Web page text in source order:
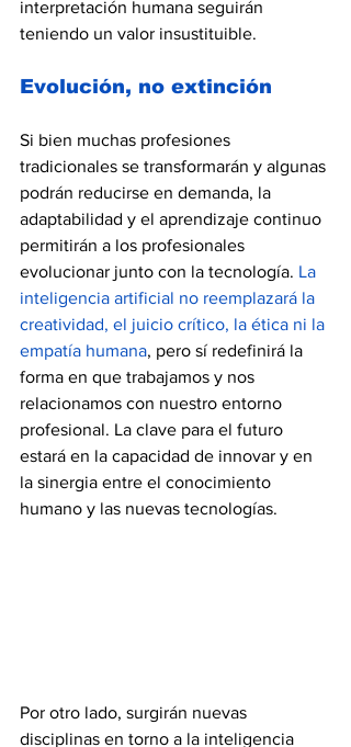
interpretación humana seguirán
teniendo un valor insustituible.
Evolución, no extinción
Si bien muchas profesiones
tradicionales se transformarán y algunas
podrán reducirse en demanda, la
adaptabilidad y el aprendizaje continuo
permitirán a los profesionales
evolucionar junto con la tecnología. La
inteligencia artificial no reemplazará la
creatividad, el juicio crítico, la ética ni la
empatía humana, pero sí redefinirá la
forma en que trabajamos y nos
relacionamos con nuestro entorno
profesional. La clave para el futuro
estará en la capacidad de innovar y en
la sinergia entre el conocimiento
humano y las nuevas tecnologías.
Por otro lado, surgirán nuevas
disciplinas en torno a la inteligencia